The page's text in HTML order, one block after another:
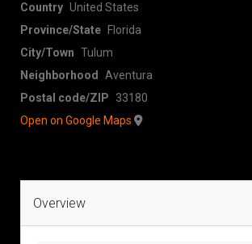
Country United States
Province/State
Florida
City/Town Tulum
Neighborhood
Aventura
Postal code/ZIP
33180
Open on Google Maps
Overview